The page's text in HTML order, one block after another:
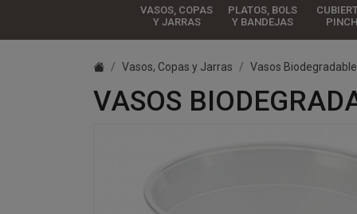
VASOS, COPAS
Y JARRAS
PLATOS, BOLS
Y BANDEJAS
Vasos, Copas y Jarras Vasos
VASOS